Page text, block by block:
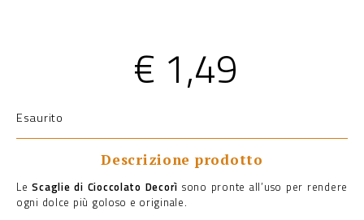
€ 1,49
Esaurito
Descrizione prodotto
LeScaglie di Cioccolato Decorì sono pronte all’uso per rendere
ogni dolce più goloso e originale.